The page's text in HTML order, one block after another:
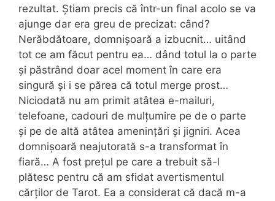
rezultat. Știam precis că într-un final acolo se va
ajunge dar era greu de precizat: când?
Nerăbdătoare, domnișoară a izbucnit… uitând
tot ce am făcut pentru ea… dând totul la o parte
și păstrând doar acel moment în care era
singură și i se părea că totul merge prost…
Niciodată nu am primit atâtea e-mailuri,
telefoane, cadouri de mulțumire pe de o parte
și pe de altă atâtea amenințări și jigniri. Acea
domnișoară neajutorată s-a transformat în
fiară… A fost prețul pe care a trebuit să-l
plătesc pentru că am sfidat avertismentul
cărților de Tarot. Ea a considerat că dacă m-a